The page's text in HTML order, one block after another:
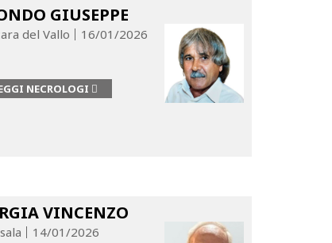
GIUSEPPE
del Vallo 16/01/2026
NECROLOGI
VINCENZO
14/01/2026